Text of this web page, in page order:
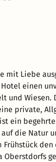
mit Liebe
einen
und
private,
ein
die Natur
Frühstück
Oberstdorfs